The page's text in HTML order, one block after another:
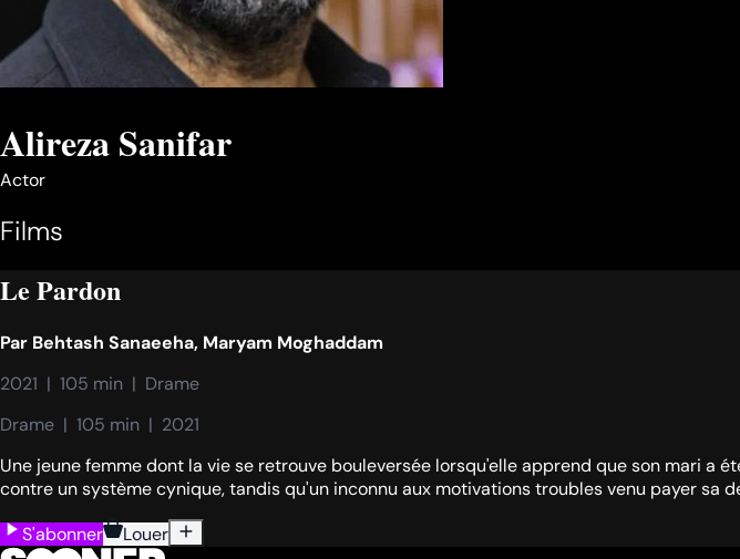
Alireza Sanifar
Actor
Films
Le Pardon
Par Behtash Sanaeeha, Maryam Moghaddam
2021  |  105 min  |  Drame
Drame  |  105 min  |  2021
Une jeune femme dont la vie se retrouve bouleversée lorsqu'elle apprend que son mari a
contre un système cynique, tandis qu'un inconnu aux motivations troubles venu payer sa
S'abonner
Louer